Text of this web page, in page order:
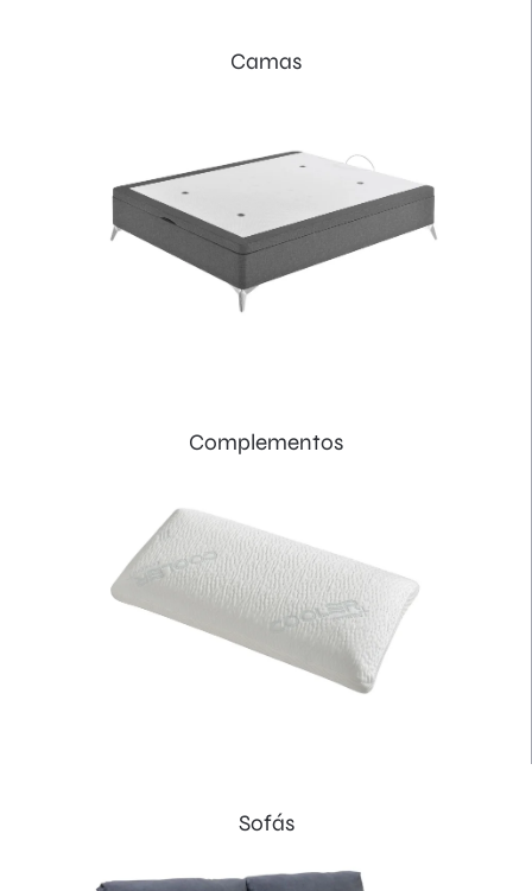
Camas
Complementos
Sofás